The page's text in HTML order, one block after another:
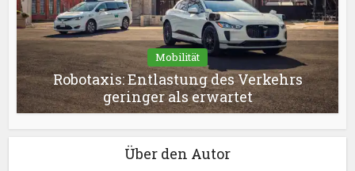
Mobilität
Robotaxis: Entlastung des Verkehrs
geringer als erwartet
Über den Autor